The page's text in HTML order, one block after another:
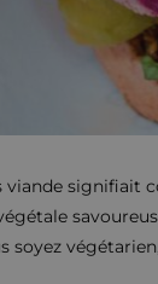
signifiait
soyez